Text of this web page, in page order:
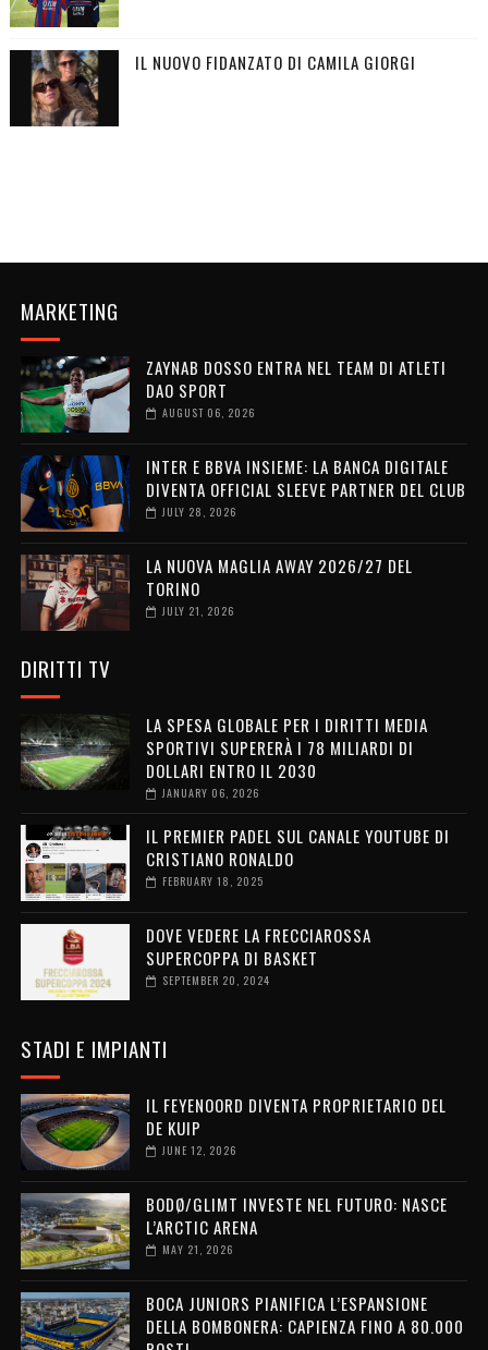
IL NUOVO FIDANZATO DI CAMILA GIORGI
MARKETING
ZAYNAB DOSSO ENTRA NEL TEAM DI ATLETI
DAO SPORT
AUGUST 06, 2026
INTER E BBVA INSIEME: LA BANCA DIGITALE
DIVENTA OFFICIAL SLEEVE PARTNER DEL CLUB
JULY 28, 2026
LA NUOVA MAGLIA AWAY 2026/27 DEL
TORINO
JULY 21, 2026
DIRITTI TV
LA SPESA GLOBALE PER I DIRITTI MEDIA
SPORTIVI SUPERERÀ I 78 MILIARDI DI
DOLLARI ENTRO IL 2030
JANUARY 06, 2026
IL PREMIER PADEL SUL CANALE YOUTUBE DI
CRISTIANO RONALDO
FEBRUARY 18, 2025
DOVE VEDERE LA FRECCIAROSSA
SUPERCOPPA DI BASKET
SEPTEMBER 20, 2024
STADI E IMPIANTI
IL FEYENOORD DIVENTA PROPRIETARIO DEL
DE KUIP
JUNE 12, 2026
BODØ/GLIMT INVESTE NEL FUTURO: NASCE
L’ARCTIC ARENA
MAY 21, 2026
BOCA JUNIORS PIANIFICA L’ESPANSIONE
DELLA BOMBONERA: CAPIENZA FINO A 80.000